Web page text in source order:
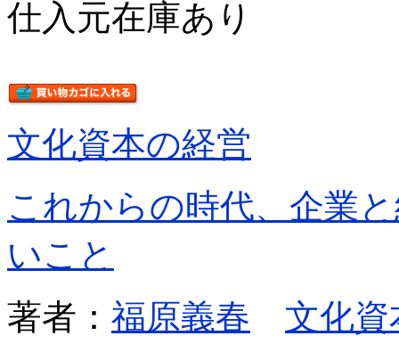
仕入元在庫あり
文化資本の経営
これからの時代、企業
いこと
著者： 福原義春
文化